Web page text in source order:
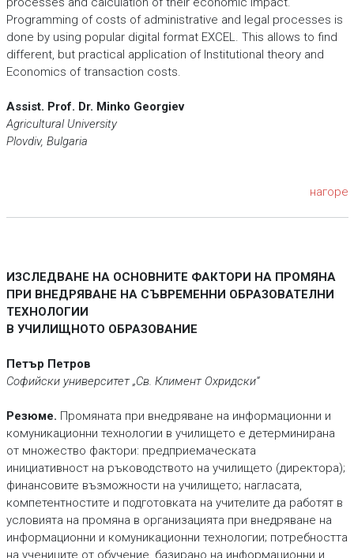
Programming of costs of administrative and legal processes is
done by using popular digital format EXCEL. This allows to find
different, but practical application of Institutional theory and
Economics of transaction costs.
Assist. Prof. Dr. Minko Georgiev
Agricultural University
Plovdiv, Bulgaria
нагоре
ИЗСЛЕДВАНЕ НА ОСНОВНИТЕ ФАКТОРИ НА ПРОМЯНА
ПРИ ВНЕДРЯВАНЕ НА СЪВРЕМЕННИ ОБРАЗОВАТЕЛНИ
ТЕХНОЛОГИИ
В УЧИЛИЩНОТО ОБРАЗОВАНИЕ
Петър Петров
Софийски университет „Св. Климент Охридски“
Резюме. Промяната при внедряване на информационни и
комуникационни технологии в училището е детерминирана
от множество фактори: предприемаческата
инициативност на ръководството на училището (директора);
финансовите възможности на училището; нагласата,
компетентностите и подготовката на учителите да работят в
условията на промяна в организацията при внедряване на
информационни и комуникационни технологии; потребността
на учениците от обучение, базирано на информационни и